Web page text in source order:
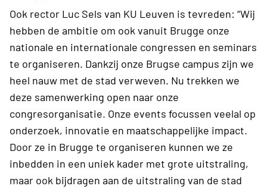
Ook rector Luc Sels van KU Leuven is tevreden: “Wij
hebben de ambitie om ook vanuit Brugge onze
nationale en internationale congressen en seminars
te organiseren. Dankzij onze Brugse campus zijn we
heel nauw met de stad verweven. Nu trekken we
deze samenwerking open naar onze
congresorganisatie. Onze events focussen veelal op
onderzoek, innovatie en maatschappelijke impact.
Door ze in Brugge te organiseren kunnen we ze
inbedden in een uniek kader met grote uitstraling,
maar ook bijdragen aan de uitstraling van de stad